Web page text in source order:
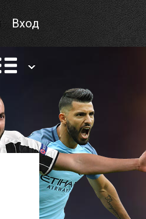
Вход